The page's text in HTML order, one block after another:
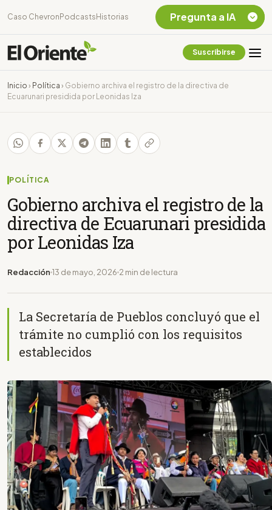
Caso Chevron Podcasts Historias
Suscribirse
Inicio › Política › Gobierno archiva el registro de la directiva de
Ecuarunari presidida por Leonidas Iza
POLÍTICA
Gobierno archiva el registro de la
directiva de Ecuarunari presidida
por Leonidas Iza
Redacción 13 de mayo, 2026 2 min de lectura
La Secretaría de Pueblos concluyó que el
trámite no cumplió con los requisitos
establecidos
Pregunta a IA
Chevron Ecuador